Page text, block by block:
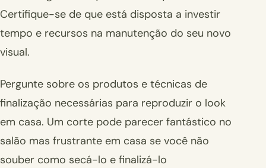
Certifique-se de que está disposta a investir
tempo e recursos na manutenção do seu novo
visual.
Pergunte sobre os produtos e técnicas de
finalização necessárias para reproduzir o look
em casa. Um corte pode parecer fantástico no
salão mas frustrante em casa se você não
souber como secá-lo e finalizá-lo